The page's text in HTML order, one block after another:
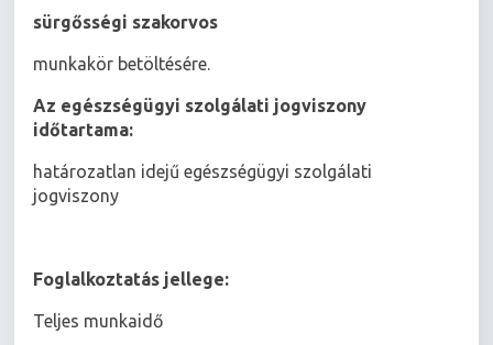
sürgősségi szakorvos
munkakör betöltésére.
Az egészségügyi szolgálati jogviszony
időtartama:
határozatlan idejű egészségügyi szolgálati
jogviszony
Foglalkoztatás jellege:
Teljes munkaidő